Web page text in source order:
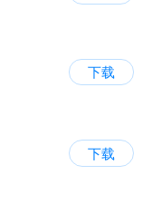
下载
下载